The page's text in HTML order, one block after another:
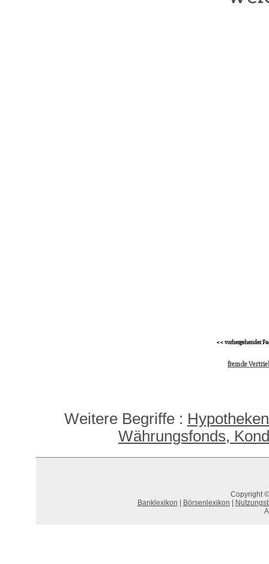
<< vorhergehender
fremde
Weitere Begriffe :
Währungsfonds,
Copyright
Banklexikon
Börsenlexikon